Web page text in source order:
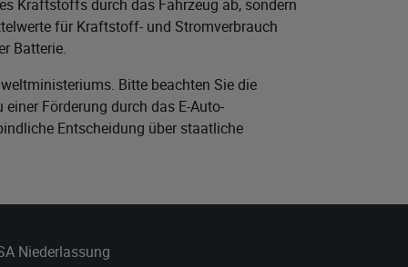
Kraftstoffs durch das Fahrzeug ab, sondern
für Kraftstoff- und Stromverbrauch
Batterie.
. Bitte beachten Sie die
Förderung durch das E-Auto-
Entscheidung über staatliche
Niederlassung